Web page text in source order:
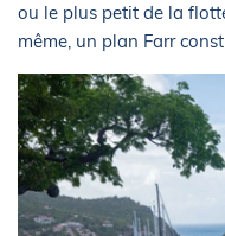
ou le plus petit de la
même, un plan Farr